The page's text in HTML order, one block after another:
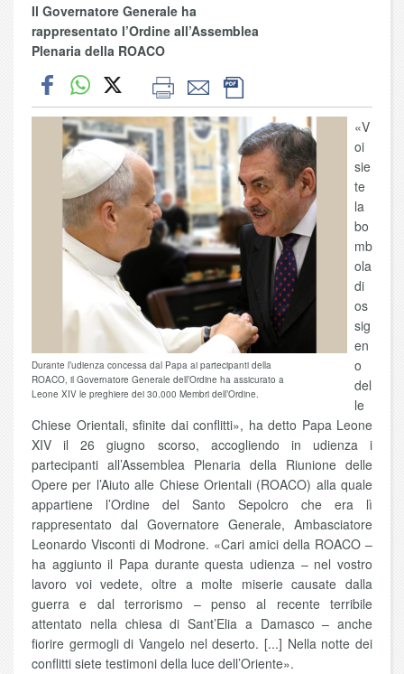
Il Governatore Generale ha
rappresentato l’Ordine all’Assemblea
Plenaria della ROACO
Durante l’udienza concessa dal Papa ai partecipanti della
ROACO, il Governatore Generale dell’Ordine ha assicurato a
Leone XIV le preghiere dei 30.000 Membri dell’Ordine.
«V
oi
sie
te
la
bo
mb
ola
di
os
sig
en
o
del
le
Chiese Orientali, sfinite dai conflitti», ha detto Papa Leone
XIV il 26 giugno scorso, accogliendo in udienza i
partecipanti all’Assemblea Plenaria della Riunione delle
Opere per l’Aiuto alle Chiese Orientali (ROACO) alla quale
appartiene l’Ordine del Santo Sepolcro che era lì
rappresentato dal Governatore Generale, Ambasciatore
Leonardo Visconti di Modrone. «Cari amici della ROACO –
ha aggiunto il Papa durante questa udienza – nel vostro
lavoro voi vedete, oltre a molte miserie causate dalla
guerra e dal terrorismo – penso al recente terribile
attentato nella chiesa di Sant’Elia a Damasco – anche
fiorire germogli di Vangelo nel deserto. [...] Nella notte dei
conflitti siete testimoni della luce dell’Oriente».